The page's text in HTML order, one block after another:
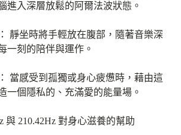
進入深層放鬆的阿爾法波狀態。
靜坐時將手輕放在腹部，隨著音樂深
一刻的陪伴與運作。
當感受到孤獨或身心疲憊時，藉由這
一個隱私的、充滿愛的能量場。
與 210.42Hz 對身心滋養的幫助